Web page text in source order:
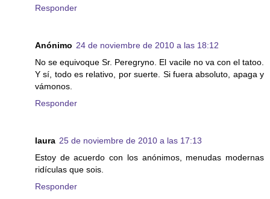
Responder
Anónimo 24 de noviembre de 2010 a las 18:12
No se equivoque Sr. Peregryno. El vacile no va con el tatoo.
Y sí, todo es relativo, por suerte. Si fuera absoluto, apaga y
vámonos.
Responder
laura 25 de noviembre de 2010 a las 17:13
Estoy de acuerdo con los anónimos, menudas modernas
ridículas que sois.
Responder